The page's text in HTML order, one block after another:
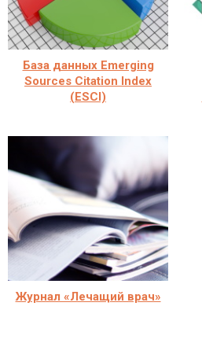
База данных Emerging
Sources Citation Index
(ESCI)
Журнал «Лечащий врач»